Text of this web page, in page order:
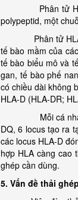
Phân tử HLA
polypeptid, một
Phân tử HLA lớp
tế bào mầm của
tế bào biểu mô và
gan, tế bào phế
có chiều dài không
HLA-D (HLA-DR;
Mỗi cá nhân có
DQ, 6 locus tạo ra
các locus HLA-D
hợp HLA càng cao
ghép cần dùng.
5. Vấn đề thải ghép